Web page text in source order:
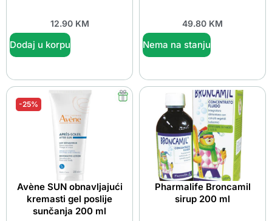
12.90 KM
Dodaj u korpu
49.80 KM
Nema na stanju
-25%
Avène SUN obnavljajući
kremasti gel poslije
sunčanja 200 ml
Pharmalife Broncamil
sirup 200 ml